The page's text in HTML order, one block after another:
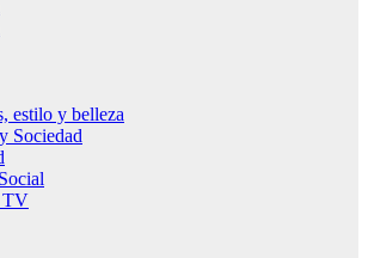
estilo y belleza
Sociedad
TV